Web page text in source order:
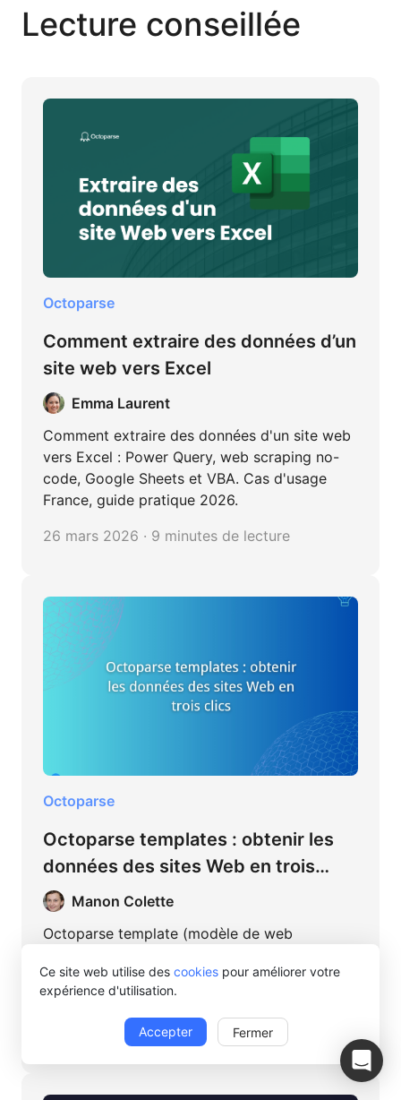
Ce site web utilise des cookies pour améliorer votre
expérience d'utilisation.
Accepter Fermer
Lecture conseillée
Octoparse
Comment extraire des données d’un
site web vers Excel
Emma Laurent
Comment extraire des données d'un site web
vers Excel : Power Query, web scraping no-
code, Google Sheets et VBA. Cas d'usage
France, guide pratique 2026.
26 mars 2026 · 9 minutes de lecture
Octoparse
Octoparse templates : obtenir les
données des sites Web en trois
clicsManon Colette
Octoparse template (modèle de web
l'emploi que tout le monde peut facilement
utiliser pour extraire des données de sites
Web sans écrire de codes ni créer un projet.
06 mars 2023 · 15 minutes de lecture